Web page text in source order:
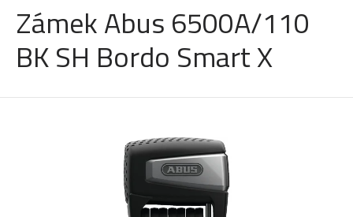
Zámek Abus 6500A/110
BK SH Bordo Smart X